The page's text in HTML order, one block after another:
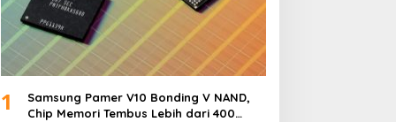
1
Samsung Pamer V10 Bonding V NAND,
Chip Memori Tembus Lebih dari 400